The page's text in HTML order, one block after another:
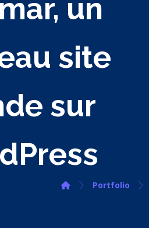
un
site
sur
Portfolio